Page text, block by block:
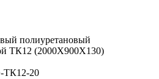
полиуретановый
ТК12 (2000Х900Х130)
20